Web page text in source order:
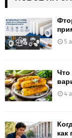
5
Что
4
как